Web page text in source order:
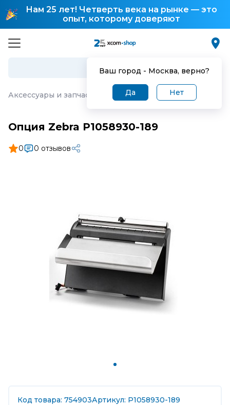
Нам 25 лет! Четверть века на рынке — это
опыт, которому доверяют
Ваш город - Москва, верно?
Да Нет
Аксессуары и запчасти для торгового оборудования
Опция Zebra P1058930-189
0 0 отзывов
Код товара: 754903Артикул: P1058930-189